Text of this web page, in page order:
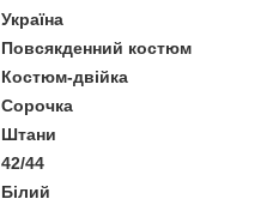
Україна
Повсякденний костюм
Костюм-двійка
Сорочка
Штани
42/44
Білий